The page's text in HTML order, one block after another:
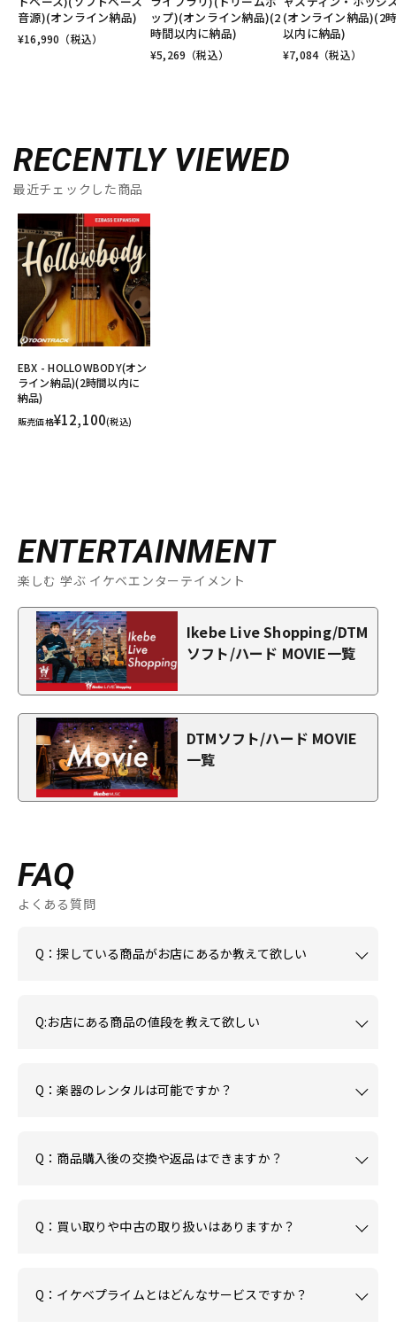
音源)(オンライン納品)
¥16,990 （税込）
ップ)(オンライン納品)(2
時間以内に納品)
¥5,269 （税込）
(オンライン納品)(2
以内に納品)
¥7,084（税込）
RECENTLY VIEWED
最近チェックした商品
EBX - HOLLOWBODY(オン
ライン納品)(2時間以内に
納品)
販売価格¥12,100(税込)
ENTERTAINMENT
楽しむ 学ぶ イケベエンターテイメント
Ikebe Live Shopping/DTM
ソフト/ハード MOVIE一覧
DTMソフト/ハード MOVIE
一覧
FAQ
よくある質問
Q：探している商品がお店にあるか教えて欲しい
Q:お店にある商品の値段を教えて欲しい
Q：楽器のレンタルは可能ですか？
Q：商品購入後の交換や返品はできますか？
Q：買い取りや中古の取り扱いはありますか？
Q：イケベプライムとはどんなサービスですか？